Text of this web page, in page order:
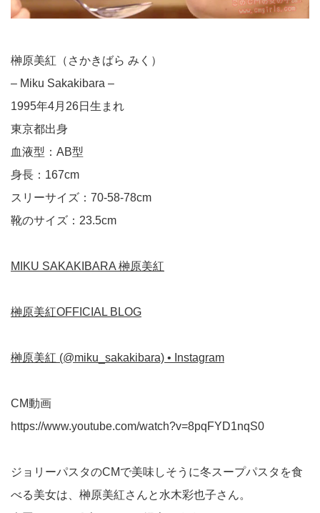
榊原美紅（さかきばら みく）
– Miku Sakakibara –
1995年4月26日生まれ
東京都出身
血液型：AB型
身長：167cm
スリーサイズ：70-58-78cm
靴のサイズ：23.5cm
MIKU SAKAKIBARA 榊原美紅
榊原美紅OFFICIAL BLOG
榊原美紅 (@miku_sakakibara) • Instagram
CM動画
https://www.youtube.com/watch?v=8pqFYD1nqS0
ジョリーパスタのCMで美味しそうに冬スープパスタを食
べる美女は、榊原美紅さんと水木彩也子さん。